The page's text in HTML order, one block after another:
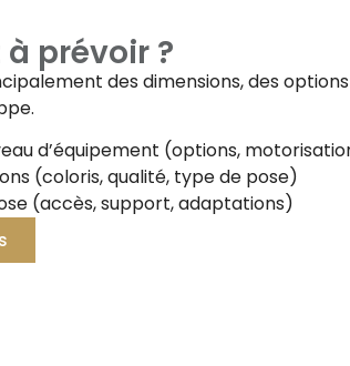
prévoir ?
des dimensions, des
d’équipement (options,
(coloris, qualité, type de pose)
(accès, support, adaptations)